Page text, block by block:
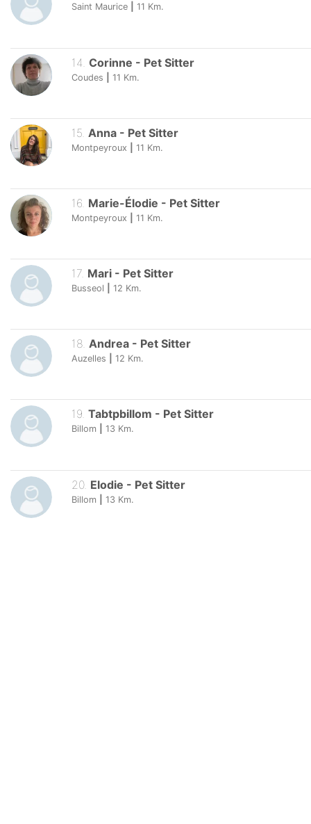
Saint Maurice 11 Km.
14 Corinne - Pet Sitter
Coudes 11 Km.
15 Anna - Pet Sitter
Montpeyroux 11 Km.
16 Marie-Élodie - Pet Sitter
Montpeyroux 11 Km.
17. Mari - Pet Sitter
Busseol 12 Km.
18. Andrea - Pet Sitter
Auzelles 12 Km.
19. Tabtpbillom - Pet Sitter
Billom 13 Km.
20. Elodie - Pet Sitter
Billom 13 Km.